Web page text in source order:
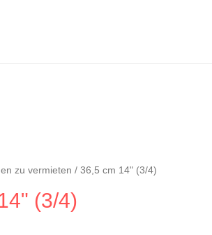
zu vermieten / 36,5 cm 14" (3/4)
(3/4)